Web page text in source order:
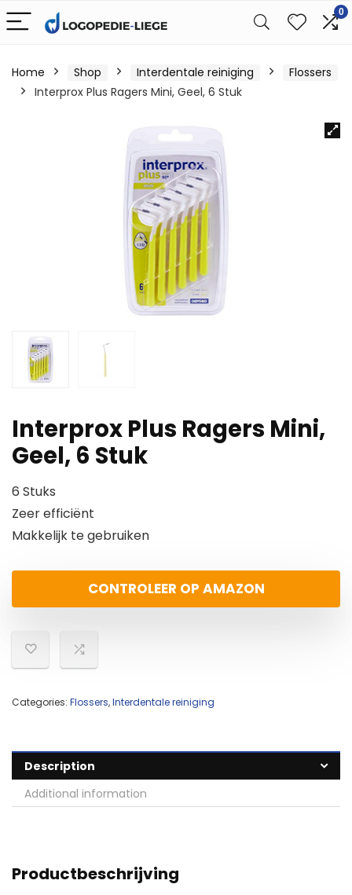
0
Home Shop Interdentale reiniging
Flossers
Interprox Plus Ragers Mini, Geel, 6 Stuk
Interprox Plus Ragers Mini,
Geel, 6 Stuk
6 Stuks
Zeer efficiënt
Makkelijk te gebruiken
CONTROLEER OP AMAZON
Categories: Flossers,Interdentale reiniging
Description
Additional information
Productbeschrijving